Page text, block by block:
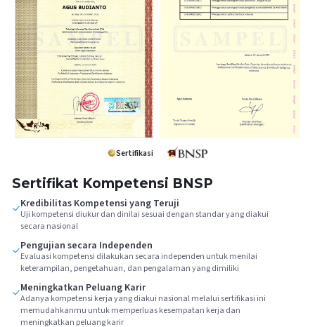
Sertifikat Kompetensi BNSP
Kredibilitas Kompetensi yang Teruji
Uji kompetensi diukur dan dinilai sesuai dengan standar yang diakui
secara nasional
Pengujian secara Independen
Evaluasi kompetensi dilakukan secara independen untuk menilai
keterampilan, pengetahuan, dan pengalaman yang dimiliki
Meningkatkan Peluang Karir
Adanya kompetensi kerja yang diakui nasional melalui sertifikasi ini
memudahkanmu untuk memperluas kesempatan kerja dan
meningkatkan peluang karir
Sertifikasi